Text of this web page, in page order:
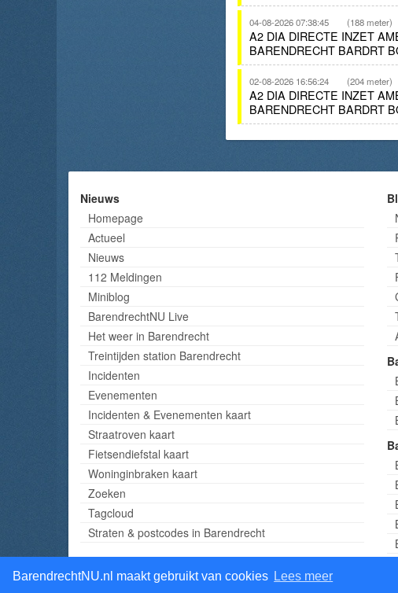
BarendrechtNU.nl maakt gebruikt van cookies Lees meer
04-08-2026 07:38:45 (188 meter)
A2 DIA DIRECTE INZET
BARENDRECHT BARDRT
02-08-2026 16:56:24 (204 meter)
A2 DIA DIRECTE INZET
BARENDRECHT BARDRT
Nieuws
Homepage
Actueel
Nieuws
112 Meldingen
Miniblog
BarendrechtNU Live
Het weer in Barendrecht
Treintijden station Barendrecht
Incidenten
Evenementen
Incidenten & Evenementen kaart
Straatroven kaart
Fietsendiefstal kaart
Woninginbraken kaart
Zoeken
Tagcloud
Straten & postcodes in Barendrecht